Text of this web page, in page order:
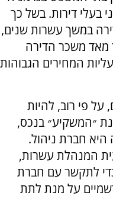
בעלי דירות. בשל כך
במשך עשרות שנים,
מאד משכר הדירה
המחירים הגבוהות
על פי רוב, להיות
״המשקיע״ בנכס,
חברת ניהול.
המנהלת עשרות,
לתקשר עם חברת
על מנת לתת